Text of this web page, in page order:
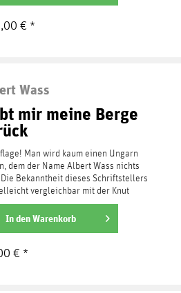
€ *
Wass
mir meine Berge
Man wird kaum einen Ungarn
dem der Name Albert Wass nichts
Bekanntheit dieses Schriftstellers
vergleichbar mit der Knut
in...
In denWarenkorb
€ *